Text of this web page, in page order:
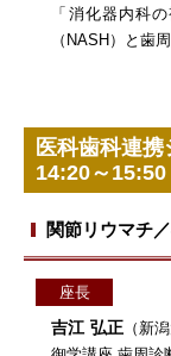
「消化器内科
（NASH）と歯
医科歯科連
14:20～
関節リウマチ
座長
吉江 弘正（新